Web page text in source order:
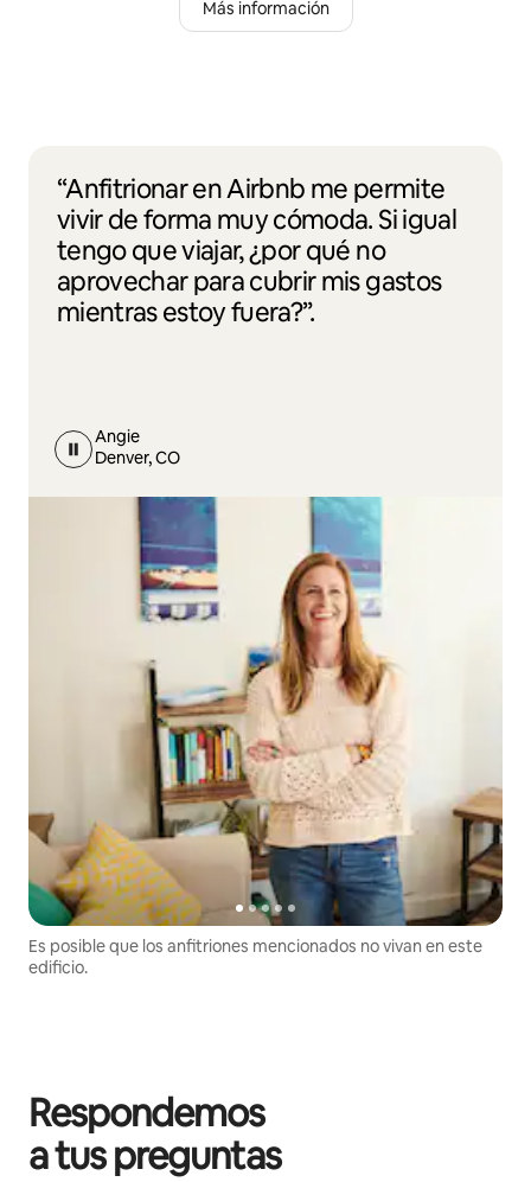
Más información
“Anfitrionar en Airbnb me permite
vivir de forma muy cómoda. Si igual
tengo que viajar, ¿por qué no
aprovechar para cubrir mis gastos
mientras estoy fuera?”.
Angie
Denver, CO
Es posible que los anfitriones mencionados no vivan en este
edificio.
Respondemos
a tus preguntas